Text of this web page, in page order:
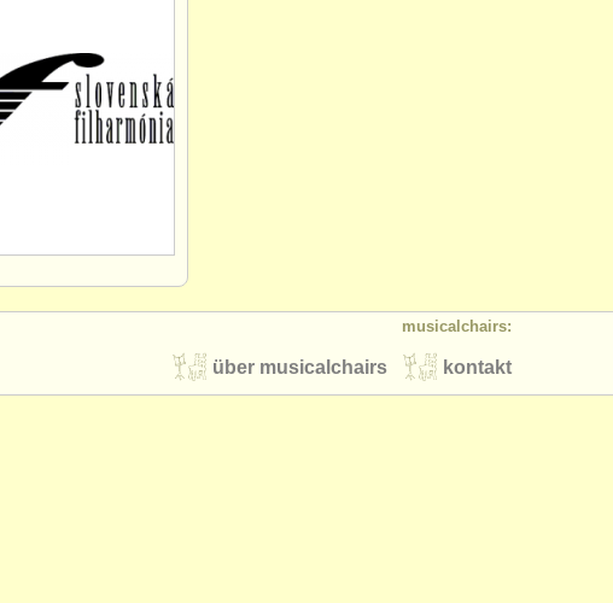
musicalchairs:
kontakt
über musicalchairs